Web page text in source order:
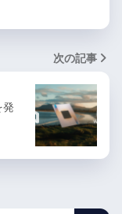
次の記事
発